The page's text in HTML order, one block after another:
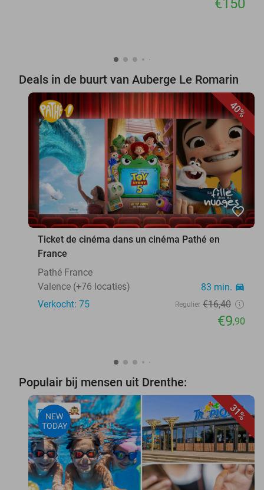
€150
Deals in de buurt van Auberge Le Romarin
40%
favorite_border
Ticket de cinéma dans un cinéma Pathé en
France
Pathé France
Valence (+76 locaties)
83 min. directions_car
Verkocht: 75 Regulier €16,40
€9,90
Populair bij mensen uit Drenthe:
31%
NEW
TODAY